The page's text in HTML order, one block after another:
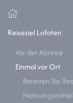
Reiseziel Lofoten
Vor der Abreise
Einmal vor Ort
Bereiten Sie
Nahrungsmittel